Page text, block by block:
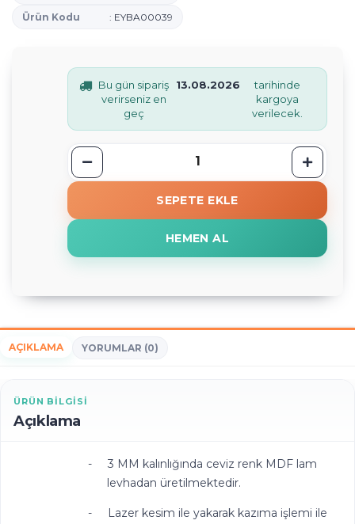
Ürün Kodu : EYBA00039
Bu gün sipariş
verirseniz en
geç
13.08.2026
tarihinde
kargoya
verilecek.
SEPETE EKLE
HEMEN AL
AÇIKLAMA YORUMLAR (0)
ÜRÜN BILGISI
Açıklama
-
3 MM kalınlığında ceviz renk MDF lam
levhadan üretilmektedir.
-
Lazer kesim ile yakarak kazıma işlemi ile